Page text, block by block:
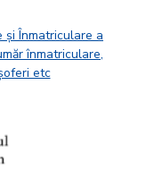
și Înmatriculare a
înmatriculare,
etc